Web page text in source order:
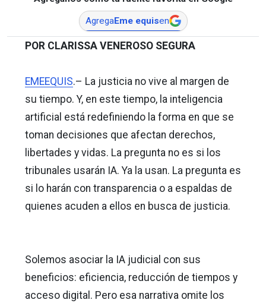
AgregaEme equisen
POR CLARISSA VENEROSO SEGURA
EMEEQUIS.– La justicia no vive al margen de
su tiempo. Y, en este tiempo, la inteligencia
artificial está redefiniendo la forma en que se
toman decisiones que afectan derechos,
libertades y vidas. La pregunta no es si los
tribunales usarán IA. Ya la usan. La pregunta es
si lo harán con transparencia o a espaldas de
quienes acuden a ellos en busca de justicia.
Solemos asociar la IA judicial con sus
beneficios: eficiencia, reducción de tiempos y
acceso digital. Pero esa narrativa omite los